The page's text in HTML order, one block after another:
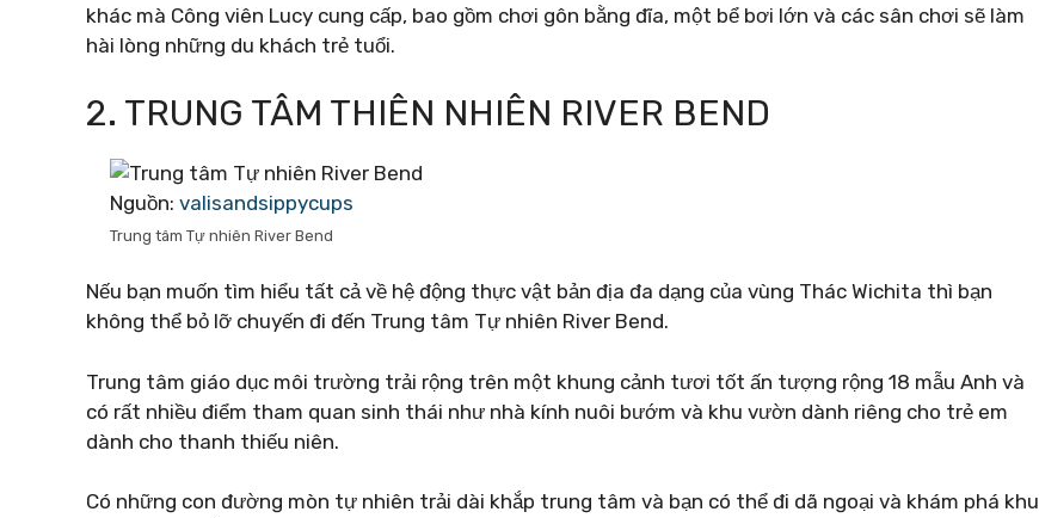
khác mà Công viên Lucy cung cấp, bao gồm chơi gôn bằng đĩa, một bể bơi lớn và các sân chơi sẽ làm
hài lòng những du khách trẻ tuổi.
2. TRUNG TÂM THIÊN NHIÊN RIVER BEND
Nguồn: valisandsippycups
Trung tâm Tự nhiên River Bend
Nếu bạn muốn tìm hiểu tất cả về hệ động thực vật bản địa đa dạng của vùng Thác Wichita thì bạn
không thể bỏ lỡ chuyến đi đến Trung tâm Tự nhiên River Bend.
Trung tâm giáo dục môi trường trải rộng trên một khung cảnh tươi tốt ấn tượng rộng 18 mẫu Anh và
có rất nhiều điểm tham quan sinh thái như nhà kính nuôi bướm và khu vườn dành riêng cho trẻ em
dành cho thanh thiếu niên.
Có những con đường mòn tự nhiên trải dài khắp trung tâm và bạn có thể đi dã ngoại và khám phá khu